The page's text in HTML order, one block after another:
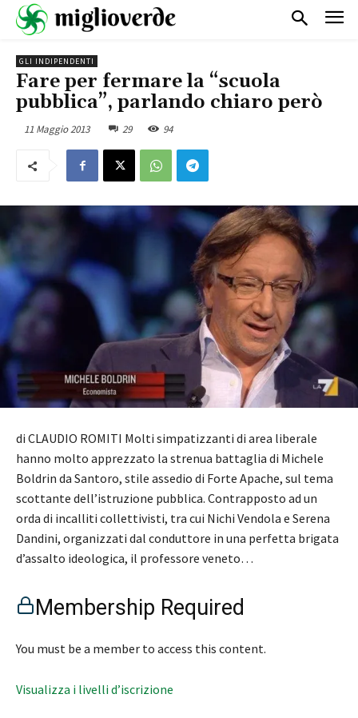
GLI INDIPENDENTI
Fare per fermare la “scuola
pubblica”, parlando chiaro però
11 Maggio 2013 29 94
di CLAUDIO ROMITI Molti simpatizzanti di area liberale
hanno molto apprezzato la strenua battaglia di Michele
Boldrin da Santoro, stile assedio di Forte Apache, sul tema
scottante dell’istruzione pubblica. Contrapposto ad un
orda di incalliti collettivisti, tra cui Nichi Vendola e Serena
Dandini, organizzati dal conduttore in una perfetta brigata
d’assalto ideologica, il professore veneto…
Membership Required
You must be a member to access this content.
Visualizza i livelli d’iscrizione